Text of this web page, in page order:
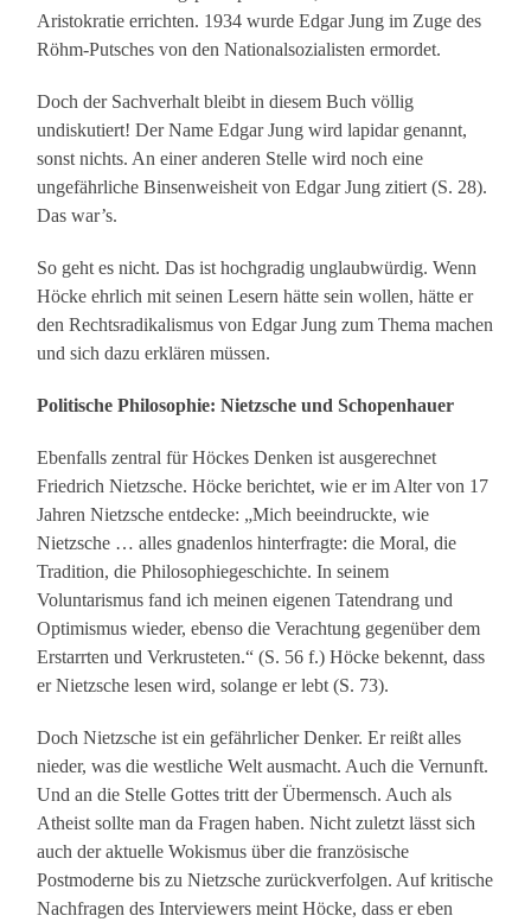
Aristokratie errichten. 1934 wurde Edgar Jung im Zuge des
Röhm-Putsches von den Nationalsozialisten ermordet.
Doch der Sachverhalt bleibt in diesem Buch völlig
undiskutiert! Der Name Edgar Jung wird lapidar genannt,
sonst nichts. An einer anderen Stelle wird noch eine
ungefährliche Binsenweisheit von Edgar Jung zitiert (S. 28).
Das war’s.
So geht es nicht. Das ist hochgradig unglaubwürdig. Wenn
Höcke ehrlich mit seinen Lesern hätte sein wollen, hätte er
den Rechtsradikalismus von Edgar Jung zum Thema machen
und sich dazu erklären müssen.
Politische Philosophie: Nietzsche und Schopenhauer
Ebenfalls zentral für Höckes Denken ist ausgerechnet
Friedrich Nietzsche. Höcke berichtet, wie er im Alter von 17
Jahren Nietzsche entdecke: „Mich beeindruckte, wie
Nietzsche … alles gnadenlos hinterfragte: die Moral, die
Tradition, die Philosophiegeschichte. In seinem
Voluntarismus fand ich meinen eigenen Tatendrang und
Optimismus wieder, ebenso die Verachtung gegenüber dem
Erstarrten und Verkrusteten.“ (S. 56 f.) Höcke bekennt, dass
er Nietzsche lesen wird, solange er lebt (S. 73).
Doch Nietzsche ist ein gefährlicher Denker. Er reißt alles
nieder, was die westliche Welt ausmacht. Auch die Vernunft.
Und an die Stelle Gottes tritt der Übermensch. Auch als
Atheist sollte man da Fragen haben. Nicht zuletzt lässt sich
auch der aktuelle Wokismus über die französische
Postmoderne bis zu Nietzsche zurückverfolgen. Auf kritische
Nachfragen des Interviewers meint Höcke, dass er eben